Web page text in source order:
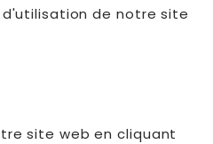
de notre site
site web en cliquant